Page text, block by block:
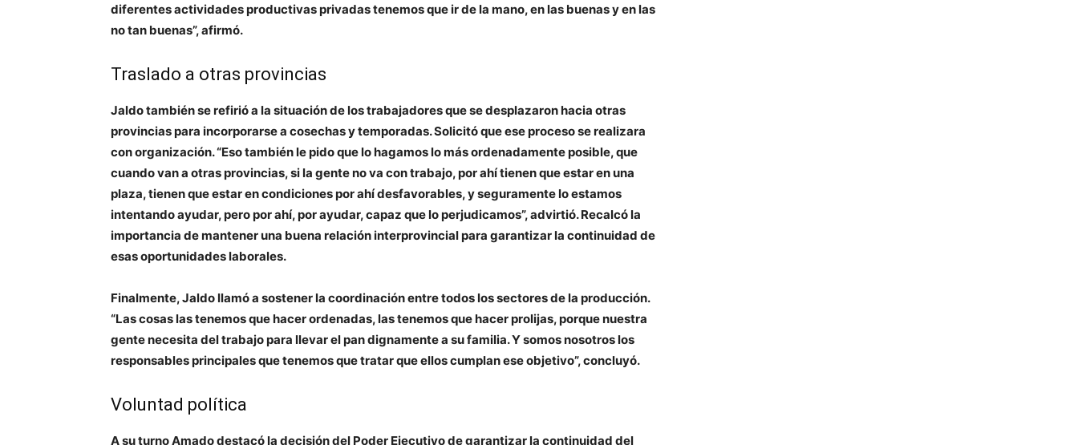
diferentes actividades productivas privadas tenemos que ir de la mano, en las buenas y en las
no tan buenas”, afirmó.
Traslado a otras provincias
Jaldo también se refirió a la situación de los trabajadores que se desplazaron hacia otras
provincias para incorporarse a cosechas y temporadas. Solicitó que ese proceso se realizara
con organización. “Eso también le pido que lo hagamos lo más ordenadamente posible, que
cuando van a otras provincias, si la gente no va con trabajo, por ahí tienen que estar en una
plaza, tienen que estar en condiciones por ahí desfavorables, y seguramente lo estamos
intentando ayudar, pero por ahí, por ayudar, capaz que lo perjudicamos”, advirtió. Recalcó la
importancia de mantener una buena relación interprovincial para garantizar la continuidad de
esas oportunidades laborales.
Finalmente, Jaldo llamó a sostener la coordinación entre todos los sectores de la producción.
“Las cosas las tenemos que hacer ordenadas, las tenemos que hacer prolijas, porque nuestra
gente necesita del trabajo para llevar el pan dignamente a su familia. Y somos nosotros los
responsables principales que tenemos que tratar que ellos cumplan ese objetivo”, concluyó.
Voluntad política
A su turno Amado destacó la decisión del Poder Ejecutivo de garantizar la continuidad del